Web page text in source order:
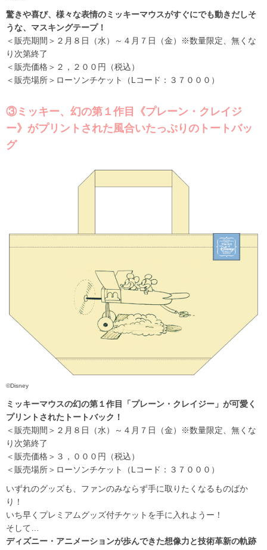
驚きや喜び、様々な表情のミッキーマウスがすぐにでも動きだしそ
うな、マスキングテープ！
＜販売期間＞２月８日（水）～４月７日（金）※数量限定、無くな
り次第終了
＜販売価格＞２，２００円（税込）
＜販売場所＞ローソンチケット（Lコード：３７０００）
③ミッキー、幻の第１作目《プレーン・クレイジ
ー》がプリントされた風合いたっぷりのトートバッ
グ
©Disney
ミッキーマウスの幻の第１作目「プレーン・クレイジー」が可愛く
プリントされたトートバック！
＜販売期間＞２月８日（水）～４月７日（金）※数量限定、無くな
り次第終了
＜販売価格＞３，０００円（税込）
＜販売場所＞ローソンチケット（Lコード：３７０００）
いずれのグッズも、ファンのみならず手に取りたくなるものばか
り！
いち早くプレミアムグッズ付チケットを手に入れようー！
そして…
ディズニー・アニメーションが歩んできた想像力と技術革新の軌跡